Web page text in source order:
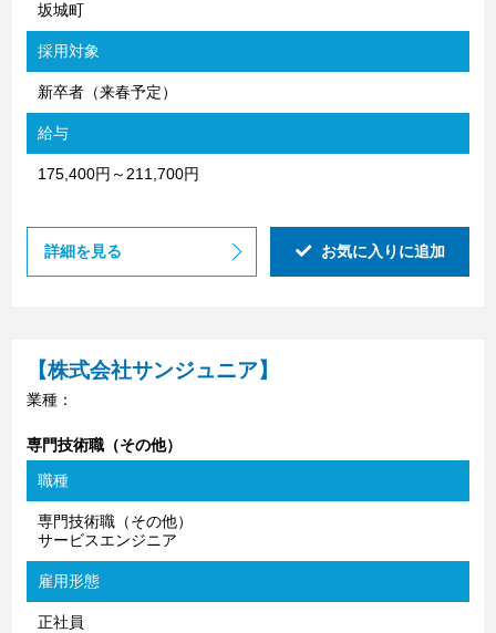
坂城町
採用対象
新卒者（来春予定）
給与
175,400円～211,700円
詳細を見る お気に入りに追加
【株式会社サンジュニア】
業種：
専門技術職（その他）
職種
専門技術職（その他）
サービスエンジニア
雇用形態
正社員